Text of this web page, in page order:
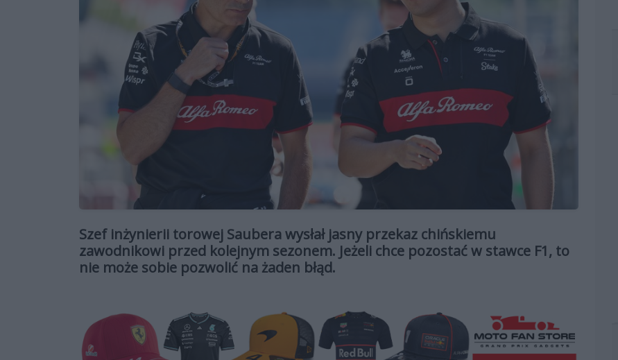
Szef inżynierii torowej Saubera wysłał jasny przekaz chińskiemu
zawodnikowi przed kolejnym sezonem. Jeżeli chce pozostać w stawce F1, to
nie może sobie pozwolić na żaden błąd.